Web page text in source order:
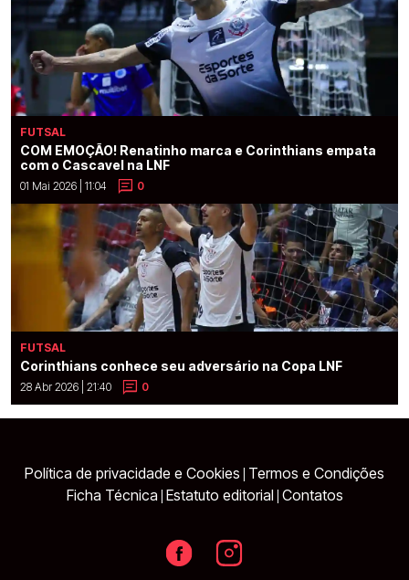
FUTSAL
COM EMOÇÃO! Renatinho marca e Corinthians empata
com o Cascavel na LNF
01 Mai 2026 | 11:04 0
FUTSAL
Corinthians conhece seu adversário na Copa LNF
28 Abr 2026 | 21:40 0
Política de privacidade e Cookies Termos e Condições
Ficha Técnica Estatuto editorial Contatos